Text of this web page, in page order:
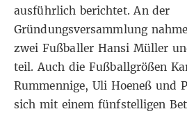
ausführlich berichtet. An der
Gründungsversammlung
zwei Fußballer Hansi Müller
teil. Auch die Fußballgrößen
Rummennige, Uli Hoeneß und
sich mit einem fünfstelligen